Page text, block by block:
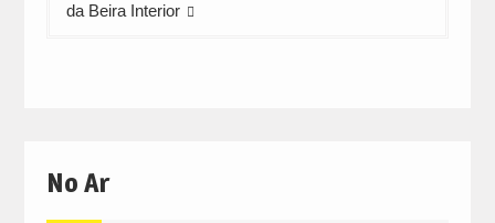
da Beira Interior
No Ar